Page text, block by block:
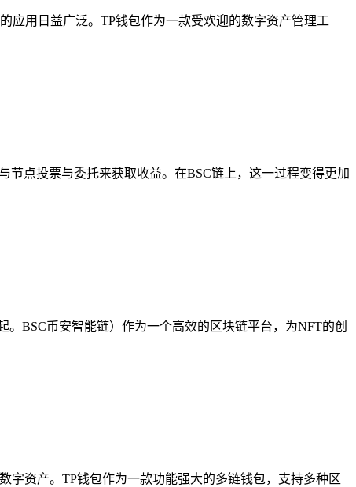
应用日益广泛。TP钱包作为一款受欢迎的数字资产管理工
点投票与委托来获取收益。在BSC链上，这一过程变得更加
BSC币安智能链）作为一个高效的区块链平台，为NFT的创
字资产。TP钱包作为一款功能强大的多链钱包，支持多种区